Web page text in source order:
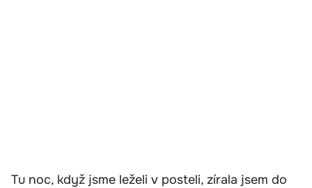
Tu noc, když jsme leželi v posteli, zírala jsem do